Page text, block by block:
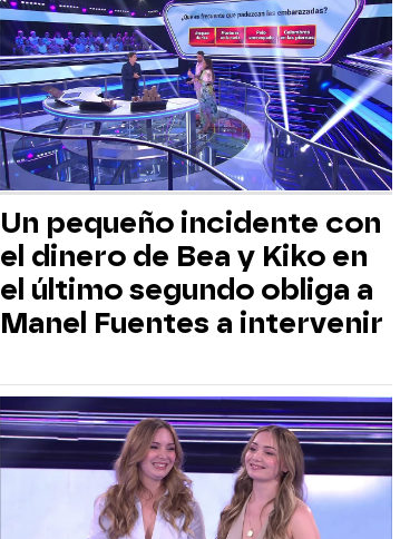
Un pequeño incidente con
el dinero de Bea y Kiko en
el último segundo obliga a
Manel Fuentes a intervenir